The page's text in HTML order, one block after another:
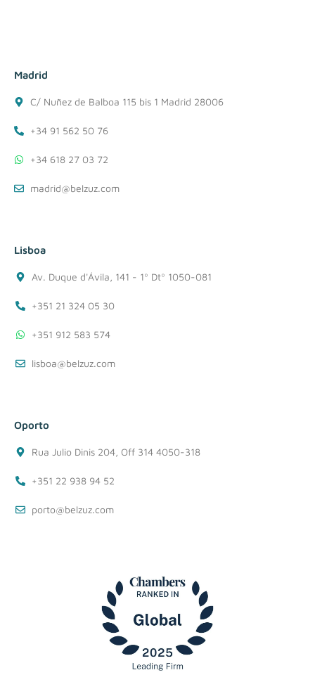
Madrid
C/ Nuñez de Balboa 115 bis 1 Madrid 28006
+34 91 562 50 76
+34 618 27 03 72
madrid@belzuz.com
Lisboa
Av. Duque d'Ávila, 141 - 1º Dtº 1050-081
+351 21 324 05 30
+351 912 583 574
lisboa@belzuz.com
Oporto
Rua Julio Dinis 204, Off 314 4050-318
+351 22 938 94 52
porto@belzuz.com